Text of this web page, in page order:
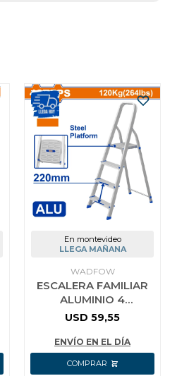
En montevideo
LLEGA MAÑANA
WADFOW
ESCALERA FAMILIAR
ALUMINIO 4
ESCALONES 120 KG
USD 59,55
ENVÍO EN EL DÍA